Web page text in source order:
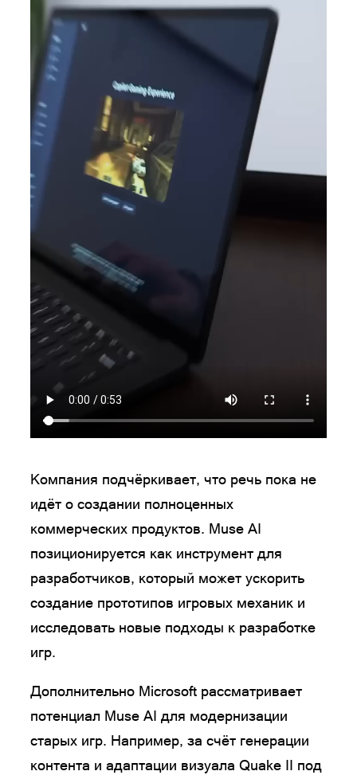
Компания подчёркивает, что речь пока не
идёт о создании полноценных
коммерческих продуктов. Muse AI
позиционируется как инструмент для
разработчиков, который может ускорить
создание прототипов игровых механик и
исследовать новые подходы к разработке
игр.
Дополнительно Microsoft рассматривает
потенциал Muse AI для модернизации
старых игр. Например, за счёт генерации
контента и адаптации визуала Quake II под